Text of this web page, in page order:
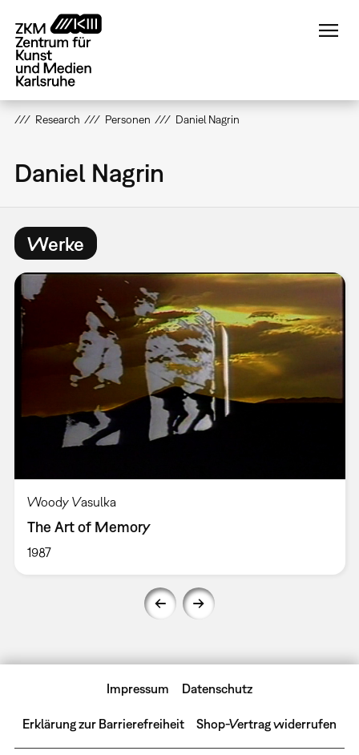
zum
Inhalt
Research Personen Daniel Nagrin
Daniel Nagrin
Werke
Woody Vasulka
The Art of Memory
1987
Impressum Datenschutz
Erklärung zur Barrierefreiheit Shop-Vertrag widerrufen